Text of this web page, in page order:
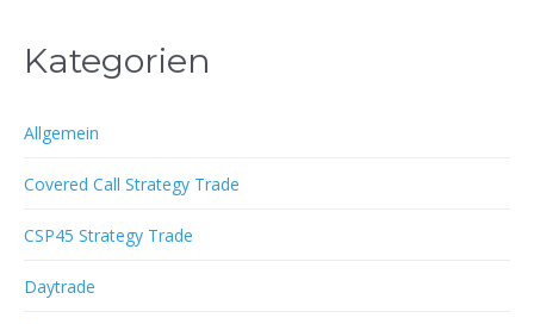
Kategorien
Allgemein
Covered Call Strategy Trade
CSP45 Strategy Trade
Daytrade